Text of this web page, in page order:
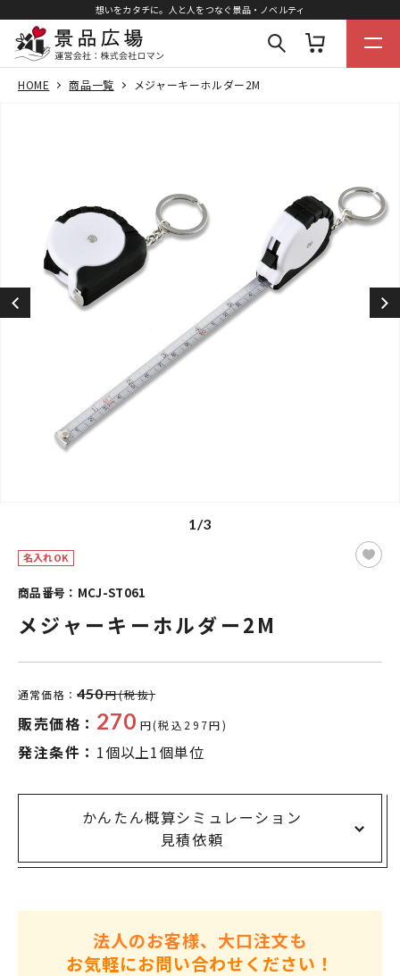
想いをカタチに。人と人をつなぐ景品・ノベルティ
HOME 商品一覧 メジャーキーホルダー2M
1/3
名入れOK
商品番号：MCJ-ST061
メジャーキーホルダー2M
通常価格： 450円(税抜)
販売価格： 270 円(税込297円)
発注条件： 1個以上1個単位
かんたん概算シミュレーション
見積依頼
法人のお客様、大口注文も
お気軽にお問い合わせください！